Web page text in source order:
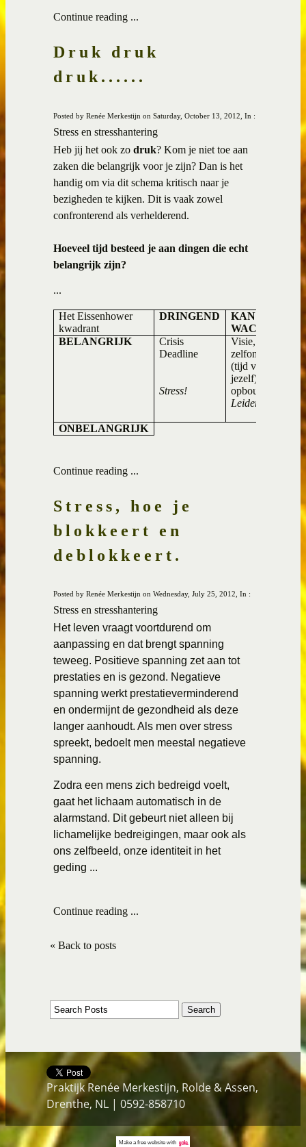
Continue reading ...
Druk druk
druk......
Posted by Renée Merkestijn on Saturday, October 13, 2012, In :
Stress en stresshantering
Heb jij het ook zo druk? Kom je niet toe aan
zaken die belangrijk voor je zijn? Dan is het
handig om via dit schema kritisch naar je
bezigheden te kijken. Dit is vaak zowel
confronterend als verhelderend.
Hoeveel tijd besteed je aan dingen die echt
belangrijk zijn?
...
Het Eissenhower
kwadrant
DRINGEND
KAN
WACHTEN
BELANGRIJK
Crisis
Deadline
Stress!
Visie, planning,
zelfontplooiing,
(tijd voor
jezelf), relaties
opbouwen.
Leiderschap
ONBELANGRIJK
Continue reading ...
Stress, hoe je
blokkeert en
deblokkeert.
Posted by Renée Merkestijn on Wednesday, July 25, 2012, In :
Stress en stresshantering
Het leven vraagt voortdurend om
aanpassing en dat brengt spanning
teweeg. Positieve spanning zet aan tot
prestaties en is gezond. Negatieve
spanning werkt prestatieverminderend
en ondermijnt de gezondheid als deze
langer aanhoudt. Als men over stress
spreekt, bedoelt men meestal negatieve
spanning.
Zodra een mens zich bedreigd voelt,
gaat het lichaam automatisch in de
alarmstand. Dit gebeurt niet alleen bij
lichamelijke bedreigingen, maar ook als
ons zelfbeeld, onze identiteit in het
geding ...
Continue reading ...
« Back to posts
Praktijk Renée Merkestijn, Rolde & Assen,
Drenthe, NL | 0592-858710
Make afree websitewith